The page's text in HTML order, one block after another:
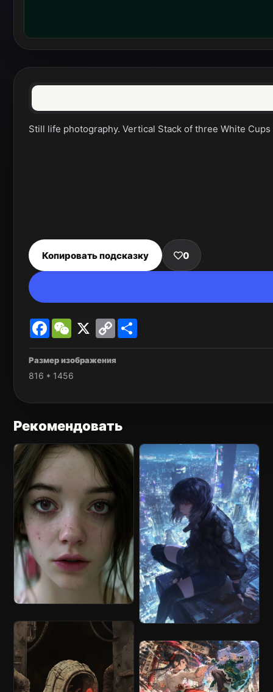
Still life photography. Vertical Stack of three White
Копировать подсказку 0
FacebookWeChat
X
Copy
Link
Размер изображения
816 * 1456
Рекомендовать